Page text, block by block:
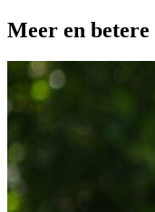
Meer en